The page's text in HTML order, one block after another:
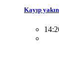
Kayıp